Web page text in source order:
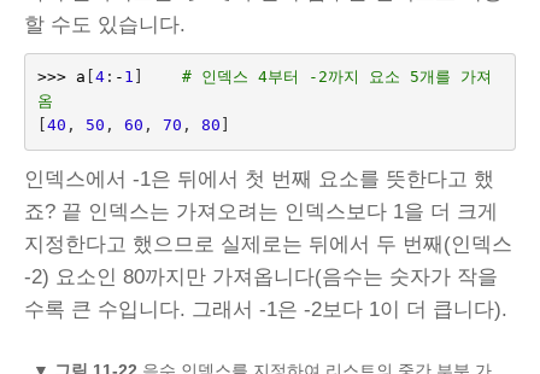
할 수도 있습니다.
>>> a 4: - 1
# 인덱스 4부터 -2까지 요소 5개를 가져
옴
40 , 50 , 60 , 70 , 80
인덱스에서 -1은 뒤에서 첫 번째 요소를 뜻한다고 했
죠? 끝 인덱스는 가져오려는 인덱스보다 1을 더 크게
지정한다고 했으므로 실제로는 뒤에서 두 번째(인덱스
-2) 요소인 80까지만 가져옵니다(음수는 숫자가 작을
수록 큰 수입니다. 그래서 -1은 -2보다 1이 더 큽니다).
▼ 그림 11-22 음수 인덱스를 지정하여 리스트의 중간 부분 가